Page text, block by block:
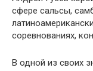
сфере сальсы,
соревнованиях,
В одной из своих